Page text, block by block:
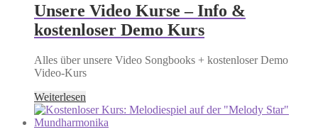
Unsere Video Kurse – Info &
kostenloser Demo Kurs
Alles über unsere Video Songbooks + kostenloser Demo
Video-Kurs
Weiterlesen